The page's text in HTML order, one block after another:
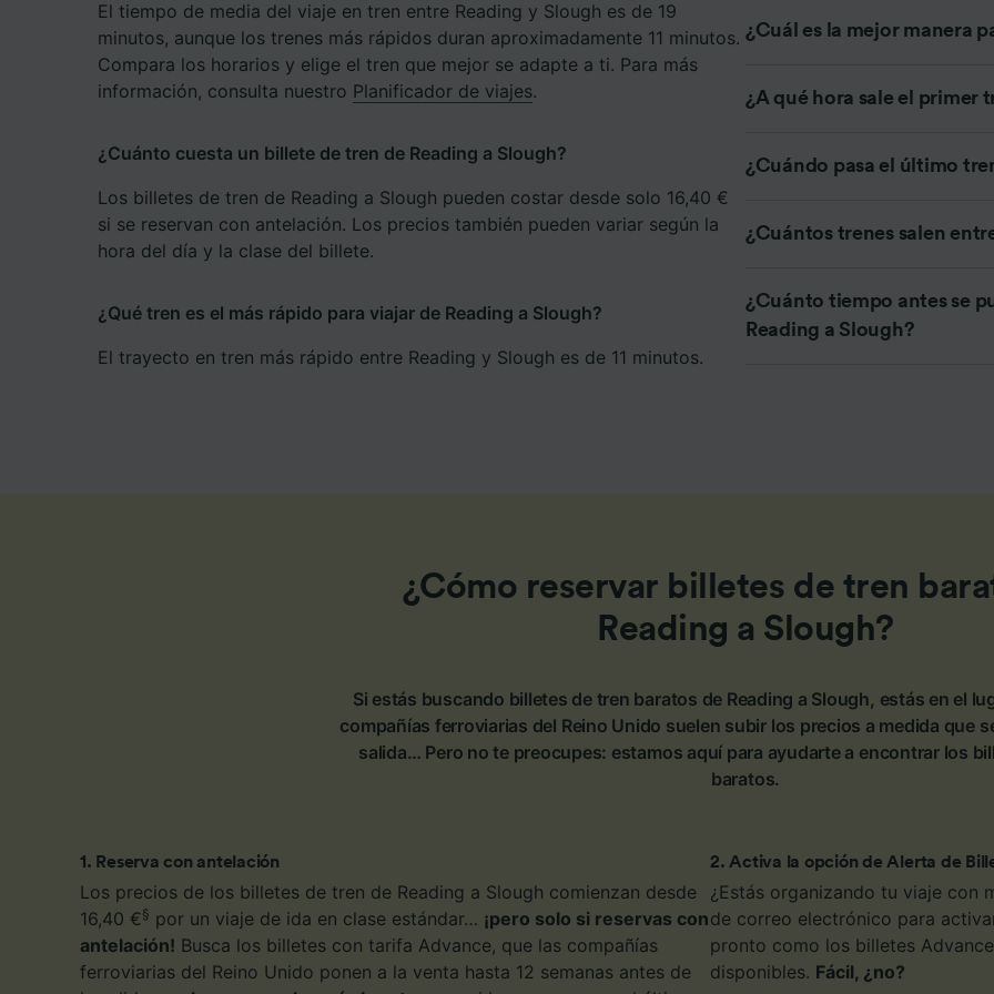
El tiempo de media del viaje en tren entre Reading y Slough es de 19
minutos, aunque los trenes más rápidos duran aproximadamente 11 minutos.
Compara los horarios y elige el tren que mejor se adapte a ti. Para más
información, consulta nuestro Planificador de viajes.
¿Cuánto cuesta un billete de tren de Reading a Slough?
Los billetes de tren de Reading a Slough pueden costar desde solo 16,40 €
si se reservan con antelación. Los precios también pueden variar según la
hora del día y la clase del billete.
¿Qué tren es el más rápido para viajar de Reading a Slough?
El trayecto en tren más rápido entre Reading y Slough es de 11 minutos.
¿Cuál es la mejor manera
¿A qué hora sale el primer
¿Cuándo pasa el último
¿Cuántos trenes salen
¿Cuánto tiempo antes se
Reading a Slough?
¿Cómo reservar billetes de tren
Reading a Slough?
Si estás buscando billetes de tren baratos de Reading a Slough, estás en el
compañías ferroviarias del Reino Unido suelen subir los precios a medida que
salida… Pero no te preocupes: estamos aquí para ayudarte a encontrar los
baratos.
1 . Reserva con antelación
Los precios de los billetes de tren de Reading a Slough comienzan desde
16,40 €§ por un viaje de ida en clase estándar… ¡pero solo si reservas con
antelación! Busca los billetes con tarifa Advance, que las compañías
ferroviarias del Reino Unido ponen a la venta hasta 12 semanas antes de
2. Activa la opción de Alerta de
¿Estás organizando tu viaje con
de correo electrónico para
pronto como los billetes
disponibles. Fácil, ¿no?
Lista de asociados (proveedores)